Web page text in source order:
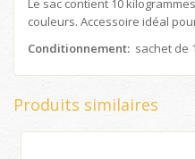
Le sac contient 10
couleurs. Accessoire idéal
Conditionnement: sachet de
Produits similaires